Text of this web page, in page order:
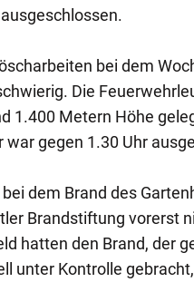
bei dem
Die
1.400 Metern Höhe
war gegen 1.30 Uhr
dem Brand des
Brandstiftung vorerst
hatten den Brand, der
unter Kontrolle